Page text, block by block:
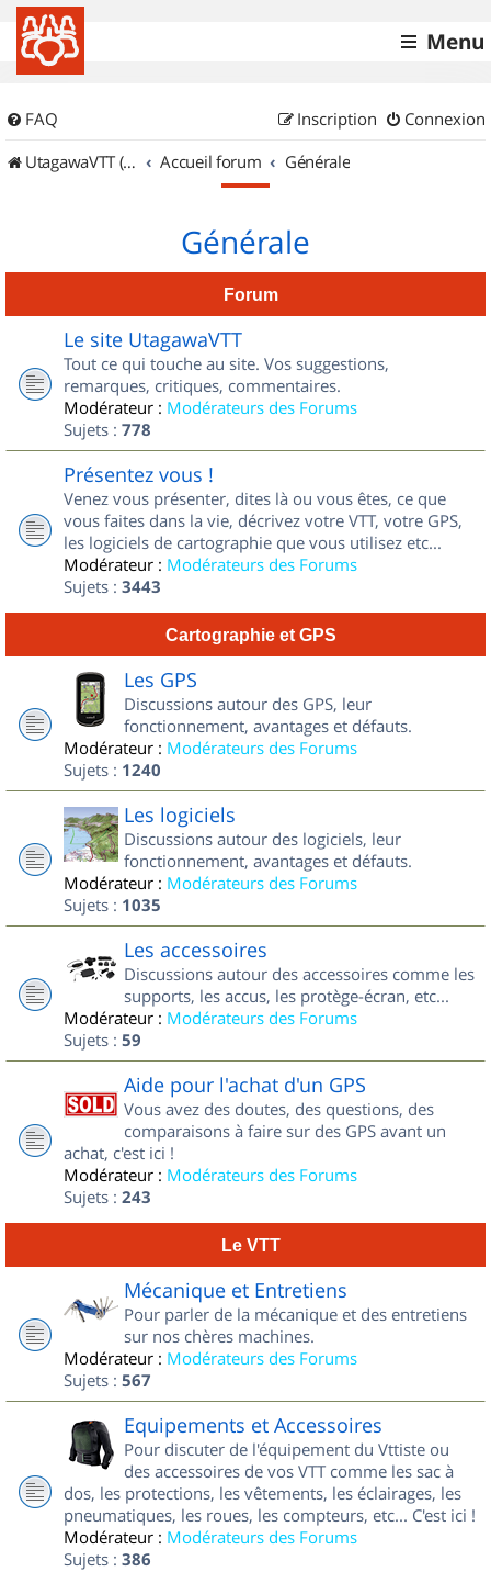
Menu
FAQ Connexion
Inscription
UtagawaVTT (Randos VTT et VTTAE avec traces GPS)
Accueil forum Générale
Générale
Forum
Le site UtagawaVTT
Tout ce qui touche au site. Vos suggestions,
remarques, critiques, commentaires.
Modérateur : Modérateurs des Forums
Sujets : 778
Présentez vous !
Venez vous présenter, dites là ou vous êtes, ce que
vous faites dans la vie, décrivez votre VTT, votre GPS,
les logiciels de cartographie que vous utilisez etc...
Modérateur : Modérateurs des Forums
Sujets : 3443
Cartographie et GPS
Les GPS
Discussions autour des GPS, leur
fonctionnement, avantages et défauts.
Modérateur : Modérateurs des Forums
Sujets : 1240
Les logiciels
Discussions autour des logiciels, leur
fonctionnement, avantages et défauts.
Modérateur : Modérateurs des Forums
Sujets : 1035
Les accessoires
Discussions autour des accessoires comme les
supports, les accus, les protège-écran, etc...
Modérateur : Modérateurs des Forums
Sujets : 59
Aide pour l'achat d'un GPS
Vous avez des doutes, des questions, des
comparaisons à faire sur des GPS avant un
achat, c'est ici !
Modérateur : Modérateurs des Forums
Sujets : 243
Le VTT
Mécanique et Entretiens
Pour parler de la mécanique et des entretiens
sur nos chères machines.
Modérateur : Modérateurs des Forums
Sujets : 567
Equipements et Accessoires
Pour discuter de l'équipement du Vttiste ou
des accessoires de vos VTT comme les sac à
dos, les protections, les vêtements, les éclairages, les
pneumatiques, les roues, les compteurs, etc... C'est ici !
Modérateur : Modérateurs des Forums
Sujets : 386